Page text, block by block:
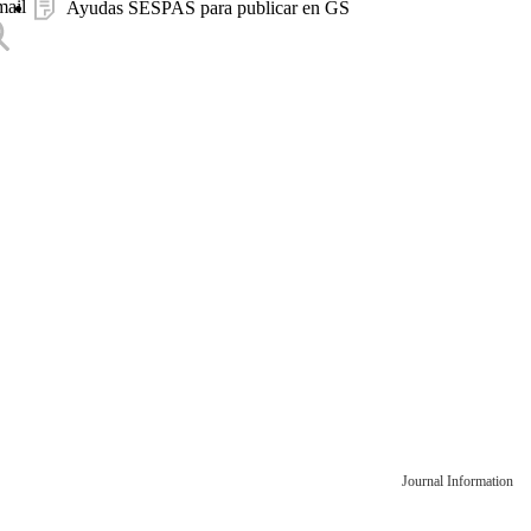
Ayudas SESPAS para publicar en GS
Journal Information